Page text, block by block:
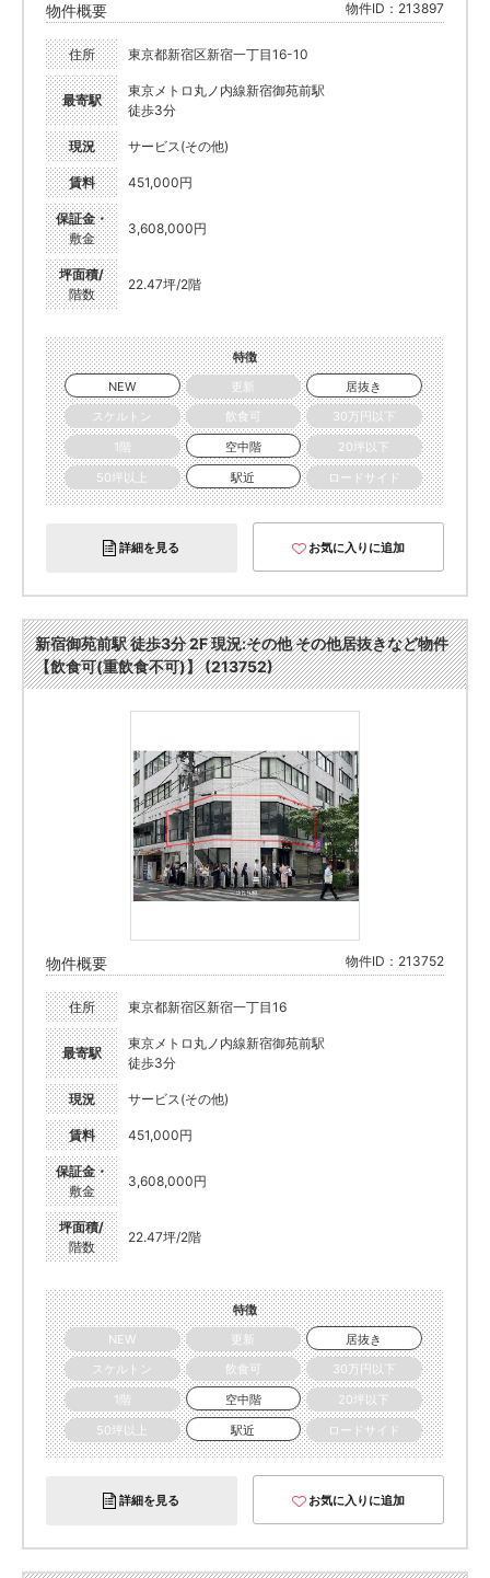
物件概要 物件ID：213897
住所 東京都新宿区新宿一丁目16-10
最寄駅
東京メトロ丸ノ内線新宿御苑前駅
徒歩3分
現況 サービス(その他)
賃料 451,000円
保証金・
敷金
3,608,000円
坪面積/
階数
22.47坪/2階
特徴
NEW
更新
居抜き
スケルトン
飲食可
30万円以下
1階
空中階
20坪以下
50坪以上
駅近 ロードサイド
詳細を見る お気に入りに追加
新宿御苑前駅 徒歩3分 2F 現況:その他 その他居抜きなど物件
【飲食可(重飲食不可)】 (213752)
物件概要 物件ID：213752
住所 東京都新宿区新宿一丁目16
最寄駅
東京メトロ丸ノ内線新宿御苑前駅
徒歩3分
現況 サービス(その他)
賃料 451,000円
保証金・
敷金
3,608,000円
坪面積/
階数
22.47坪/2階
特徴
NEW
更新
居抜き
スケルトン
飲食可
30万円以下
1階
空中階
20坪以下
50坪以上
駅近 ロードサイド
詳細を見る お気に入りに追加